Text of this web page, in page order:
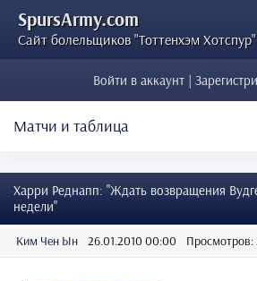
SpursArmy.com
Сайт болельщиков "Тоттенхэм Хотспур"
Войти в аккаунт |
Матчи и таблица
Харри Реднапп: "Ждать возвращения
недели"
Ким Чен Ын 26.01.2010 00:00 Просмотров: